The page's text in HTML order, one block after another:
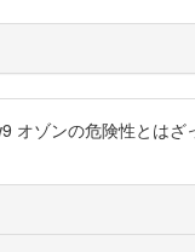
ゾンの危険性とはざ